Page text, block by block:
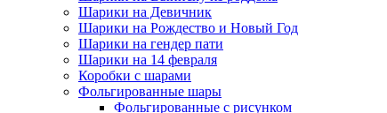
Шарики на Девичник
Шарики на Рождество и Новый Год
Шарики на гендер пати
Шарики на 14 февраля
Коробки с шарами
Фольгированные шары
Фольгированные с рисунком